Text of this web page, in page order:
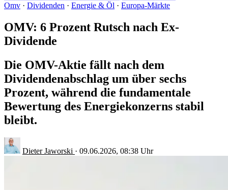
Omv · Dividenden · Energie & Öl · Europa-Märkte
OMV: 6 Prozent Rutsch nach Ex-
Dividende
Die OMV-Aktie fällt nach dem
Dividendenabschlag um über sechs
Prozent, während die fundamentale
Bewertung des Energiekonzerns stabil
bleibt.
Dieter Jaworski · 09.06.2026, 08:38 Uhr